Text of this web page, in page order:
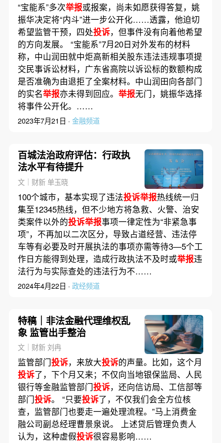
“宝能系”多次举报或报案，尚未如愿获得答复，姚
振华决定将“内斗”进一步公开化……透露，他迫切
希望监管干预，四处投诉，但事件没有向着他希望
的方向发展。 “宝能系”7月20日对外发布的材料
称，中山润田就中炬高新相关股东违法违规事项提
交民事诉讼材料，广东省高院以诉讼标的数额构成
是否准确为由退拒了全案材料。中山润田向各部门
的实名举报亦未得到回应。 举报无门，姚振华选择
将事件公开化。……
2023年7月21日 · 金融频道
百城法治政府评估：行政执
法水平有待提升
文｜财新 单玉晓
100个城市，基本实现了违法投诉举报热线统一归
集至12345热线，但不少地方将急救、火警、治安
类案件以外的投诉举报事项一律定性为“非紧急事
项”，不再加以二次区分，导致占道经营、违法停
车等有必要及时开展执法的事项亦需等待3—5个工
作日方能得到处理，造成行政执法不及时或举报违
法行为与实际查处的违法行为不……
2024年4月22日 · 政经频道
特稿｜非法金融代理维权乱
象 监管出手整治
文｜财新 刘冉
监管部门投诉，来放大投诉的声量。比如，这个月
投诉了，下个月又来；不仅向当地银保监局、人民
银行等金融监管部门投诉，还向信访局、工信部等
部门投诉。 “只要投诉了，不仅我们会全方位核
查，监管部门也要走一遍处理流程。”马上消费金
融公司副总经理曹景泉说。 上述贷后管理负责人
认为，这种虚假投诉很容易影响……